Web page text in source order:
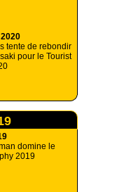
tente de rebondir
pour le Tourist
domine le
2019